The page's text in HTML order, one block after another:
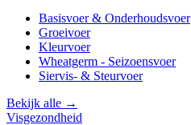
Basisvoer & Onderhoudsvoer
Groeivoer
Kleurvoer
Wheatgerm - Seizoensvoer
Siervis- & Steurvoer
Bekijk alle →
Visgezondheid